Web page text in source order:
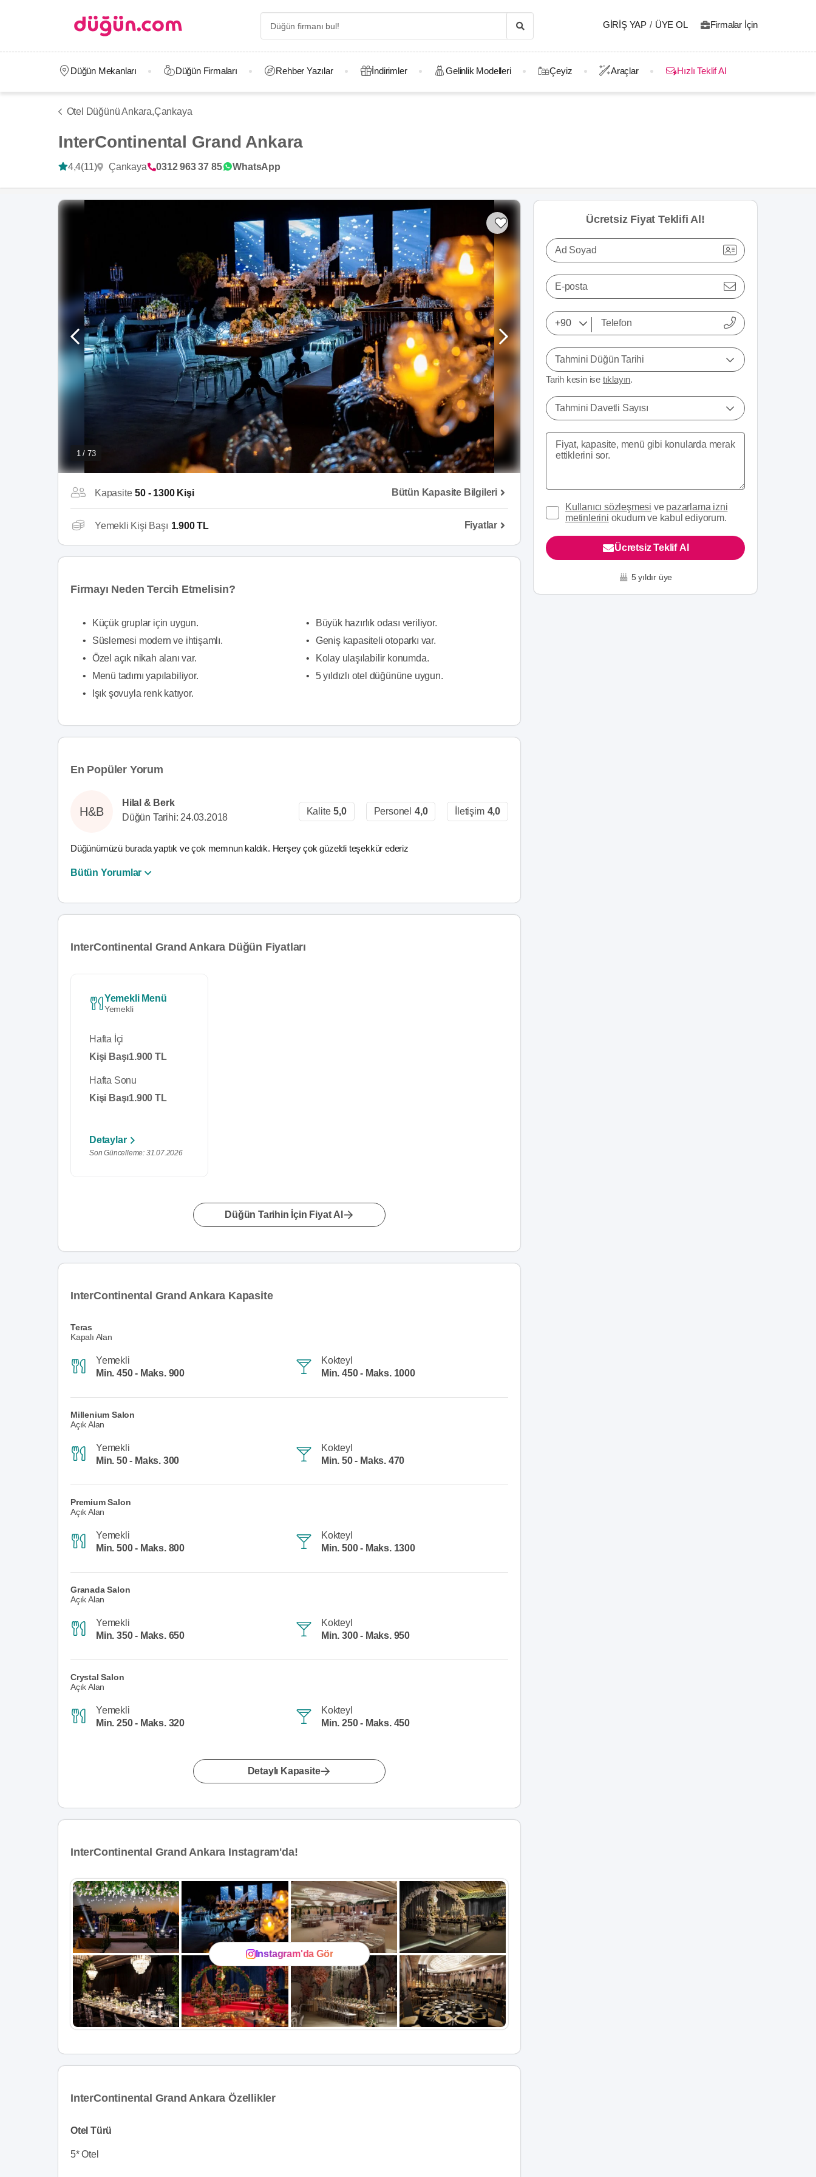
GIRIŞ YAP / ÜYE OL Firmalar İçin
Düğün Mekanları Düğün Firmaları Rehber Yazılar İndirimler Gelinlik Modelleri Çeyiz Araçlar Hızlı Teklif Al
Otel Düğünü Ankara,Çankaya
InterContinental Grand Ankara
4,4(11) Çankaya 0312 963 37 85 WhatsApp
1 / 73
Kapasite 50 - 1300 Kişi Bütün Kapasite Bilgileri
Yemekli Kişi Başı 1.900 TL Fiyatlar
Firmayı Neden Tercih Etmelisin?
•
Küçük gruplar için uygun.
•
Süslemesi modern ve ihtişamlı.
•
Özel açık nikah alanı var.
•
Menü tadımı yapılabiliyor.
•
Işık şovuyla renk katıyor.
•
Büyük hazırlık odası veriliyor.
•
Geniş kapasiteli otoparkı var.
•
Kolay ulaşılabilir konumda.
•
5 yıldızlı otel düğününe uygun.
En Popüler Yorum
H&B
Hilal & Berk
Düğün Tarihi: 24.03.2018
Kalite 5,0 Personel 4,0 İletişim 4,0
Düğünümüzü burada yaptık ve çok memnun kaldık. Herşey çok güzeldi teşekkür ederiz
Bütün Yorumlar
InterContinental Grand Ankara Düğün Fiyatları
Yemekli Menü
Yemekli
Hafta İçi
Kişi Başı1.900 TL
Hafta Sonu
Kişi Başı1.900 TL
Detaylar
Son Güncelleme: 31.07.2026
Düğün Tarihin İçin Fiyat Al
InterContinental Grand Ankara Kapasite
Teras
Kapalı Alan
Yemekli
Min. 450 - Maks. 900
Kokteyl
Min. 450 - Maks. 1000
Millenium Salon
Açık Alan
Yemekli
Min. 50 - Maks. 300
Kokteyl
Min. 50 - Maks. 470
Premium Salon
Açık Alan
Yemekli
Min. 500 - Maks. 800
Kokteyl
Min. 500 - Maks. 1300
Granada Salon
Açık Alan
Yemekli
Min. 350 - Maks. 650
Kokteyl
Min. 300 - Maks. 950
Crystal Salon
Açık Alan
Yemekli
Min. 250 - Maks. 320
Kokteyl
Min. 250 - Maks. 450
Detaylı Kapasite
InterContinental Grand Ankara Instagram'da!
Instagram'da Gör
InterContinental Grand Ankara Özellikler
Otel Türü
5* Otel
Ücretsiz Fiyat Teklifi Al!
Ad Soyad
E-posta
Tahmini Düğün Tarihi
Tarih kesin ise tıklayın.
Tahmini Davetli Sayısı
Kullanıcı sözleşmesi ve pazarlama izni
metinlerini okudum ve kabul ediyorum.
Ücretsiz Teklif Al
5 yıldır üye